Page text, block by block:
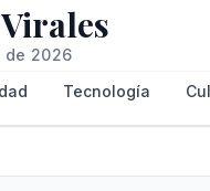
de 2026
Tecnología